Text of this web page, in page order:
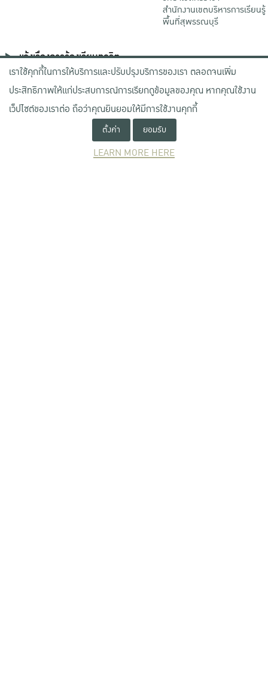
สำนักงานเขตบริหารการเรียนรู้
พื้นที่สุพรรณบุรี
แจ้งเรื่องการร้องเรียนทุจริต
ช่องทางมหาวิทยาลัย
เกษตรศาสตร์
ช่องทางสำนักงาน ป.ป.ช.
ช่องทางสำนักงาน ป.ป.ท.
NEWCOMER
เราใช้คุกกี้ในการให้บริการและปรับปรุงบริการของเรา ตลอดจนเพิ่ม
ประสิทธิภาพให้แก่ประสบการณ์การเรียกดูข้อมูลของคุณ หากคุณใช้งาน
เว็ปไซต์ของเราต่อ ถือว่าคุณยินยอมให้มีการใช้งานคุกกี้
ตั้งค่า ยอมรับ
LEARN MORE HERE